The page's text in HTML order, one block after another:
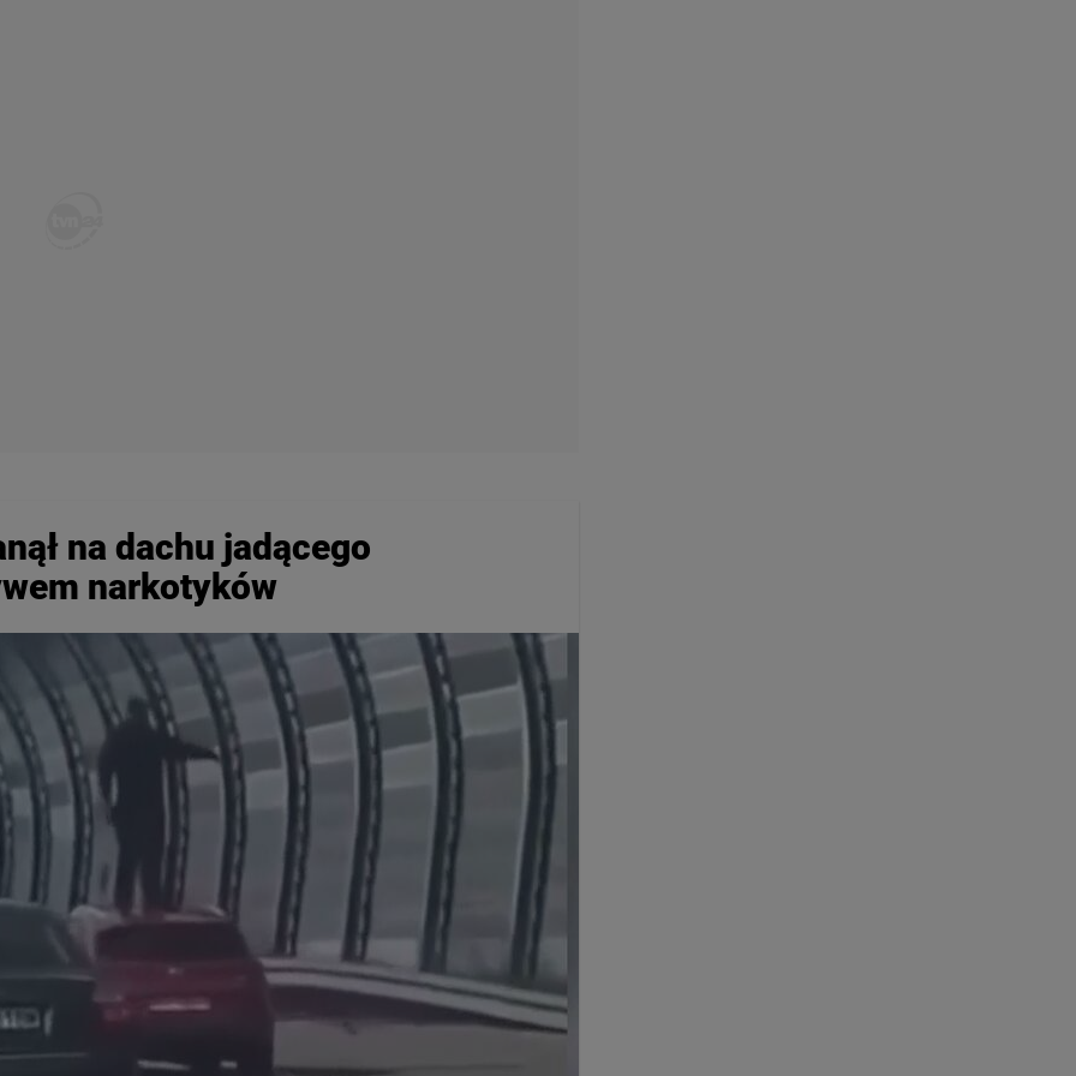
na dachu jadącego
narkotyków